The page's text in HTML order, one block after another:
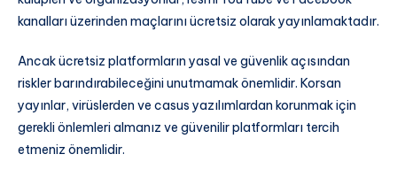
kanalları üzerinden maçlarını ücretsiz olarak yayınlamaktadır.
Ancak ücretsiz platformların yasal ve güvenlik açısından
riskler barındırabileceğini unutmamak önemlidir. Korsan
yayınlar, virüslerden ve casus yazılımlardan korunmak için
gerekli önlemleri almanız ve güvenilir platformları tercih
etmeniz önemlidir.